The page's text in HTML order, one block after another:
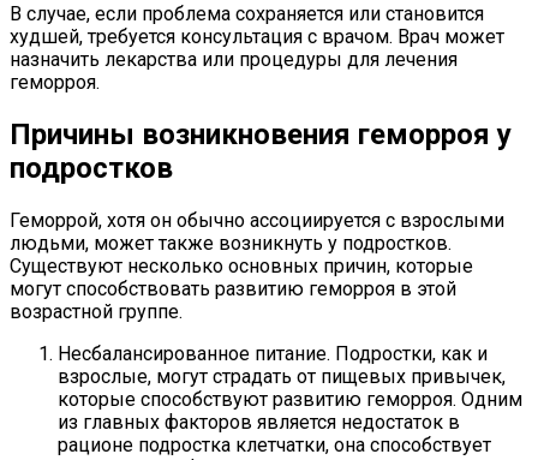
В случае, если проблема сохраняется или становится
худшей, требуется консультация с врачом. Врач может
назначить лекарства или процедуры для лечения
геморроя.
Причины возникновения геморроя у
подростков
Геморрой, хотя он обычно ассоциируется с взрослыми
людьми, может также возникнуть у подростков.
Существуют несколько основных причин, которые
могут способствовать развитию геморроя в этой
возрастной группе.
Несбалансированное питание. Подростки, как и
взрослые, могут страдать от пищевых привычек,
которые способствуют развитию геморроя. Одним
из главных факторов является недостаток в
рационе подростка клетчатки, она способствует